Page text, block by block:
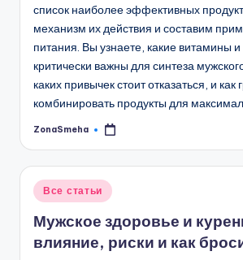
список наиболее эффективных
механизм их действия и составим
питания. Вы узнаете, какие витамины
критически важны для синтеза
каких привычек стоит отказаться, и как
комбинировать продукты для
Запись
ZonaSmeha
Опубликовано
Все статьи
Мужское здоровье и
влияние, риски и как